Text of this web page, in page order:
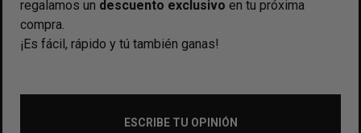
regalamos un descuento exclusivo en tu próxima
compra.
¡Es fácil, rápido y tú también ganas!
ESCRIBE TU OPINIÓN